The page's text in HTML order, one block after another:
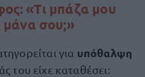
«Τι μπάζα μου
μάνα σου;»
για υπόθαλψη
του είχε καταθέσει: